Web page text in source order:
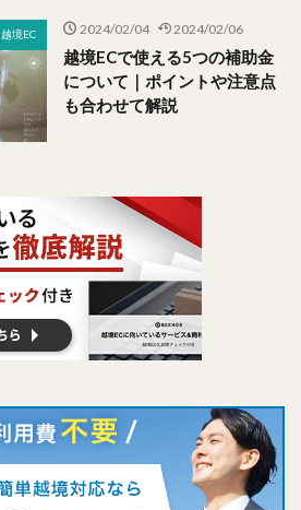
越境EC 2024/02/04 2024/02/06
越境ECで使える5つの補助金
について｜ポイントや注意点
も合わせて解説